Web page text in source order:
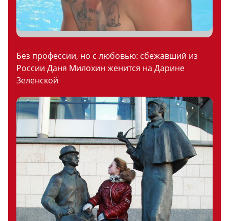
Без профессии, но с любовью: сбежавший из
России Даня Милохин женится на Дарине
Зеленской